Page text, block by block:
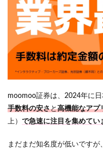
moomoo証券は、2024年に
手数料の安さと高機能なアプ
上） で急速に注目を集めてい
まだまだ知名度が低いですが、